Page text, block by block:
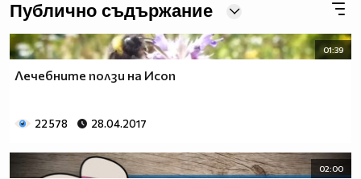
Публично съдържание
01:39
Лечебните ползи на Исоп
22 578 28.04.2017
02:00